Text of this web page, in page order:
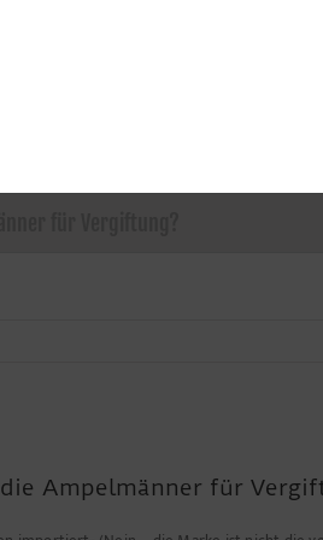
Ampelmänner für